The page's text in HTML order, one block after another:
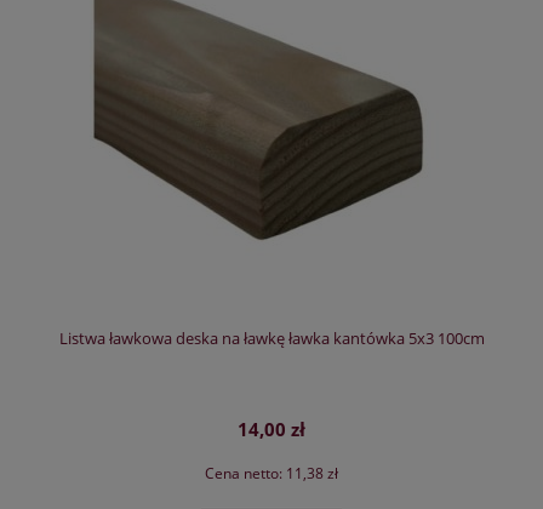
Listwa ławkowa deska na ławkę ławka kantówka 5x3 100cm
14,00 zł
Cena netto: 11,38 zł